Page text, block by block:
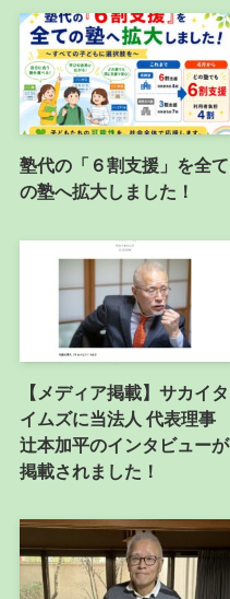
塾代の「６割支援」を全て
の塾へ拡大しました！
【メディア掲載】サカイタ
イムズに当法人 代表理事
辻本加平のインタビューが
掲載されました！